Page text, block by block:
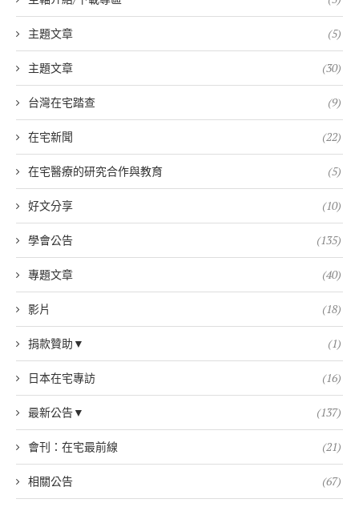
主題文章 (5)
主題文章 (30)
台灣在宅踏查 (9)
在宅新聞 (22)
在宅醫療的研究合作與教育 (5)
好文分享 (10)
學會公告 (135)
專題文章 (40)
影片 (18)
捐款贊助▼ (1)
日本在宅專訪 (16)
最新公告▼ (137)
會刊：在宅最前線 (21)
相關公告 (67)